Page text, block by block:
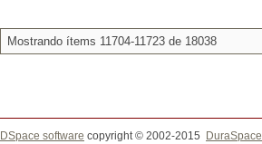
Mostrando ítems 11704-11723 de 18038
DSpace software copyright © 2002-2015
DuraSpace